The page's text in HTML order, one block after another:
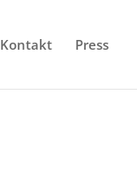
Kontakt Press